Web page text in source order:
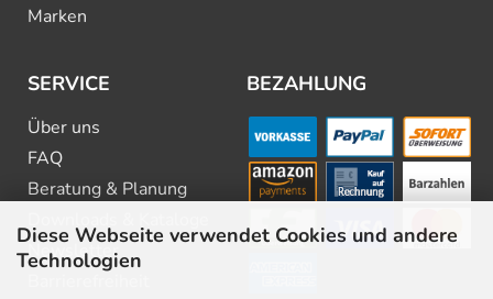
Diese Webseite verwendet Cookies und andere
Technologien
Marken
SERVICE
Über uns
FAQ
Beratung & Planung
Newsletter
BEZAHLUNG